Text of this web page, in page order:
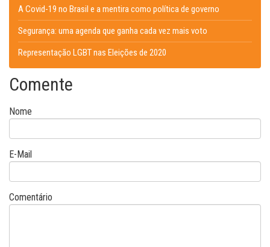
A Covid-19 no Brasil e a mentira como política de governo
Segurança: uma agenda que ganha cada vez mais voto
Representação LGBT nas Eleições de 2020
Comente
Nome
E-Mail
Comentário